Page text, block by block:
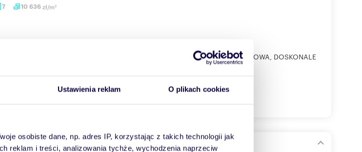
Ustawienia reklam O plikach cookies
osobiste dane, np. adres IP, korzystając z takich technologii jak
reklam i treści, analizowania tychże, wychodzenia naprzeciw
7 10 636zł/m2
I Dodatkowy budynek I Garaż na 4 samochody I Dwa kominkiWYJĄTKOWA, DOSKONALE
m² z balkonem i metrem